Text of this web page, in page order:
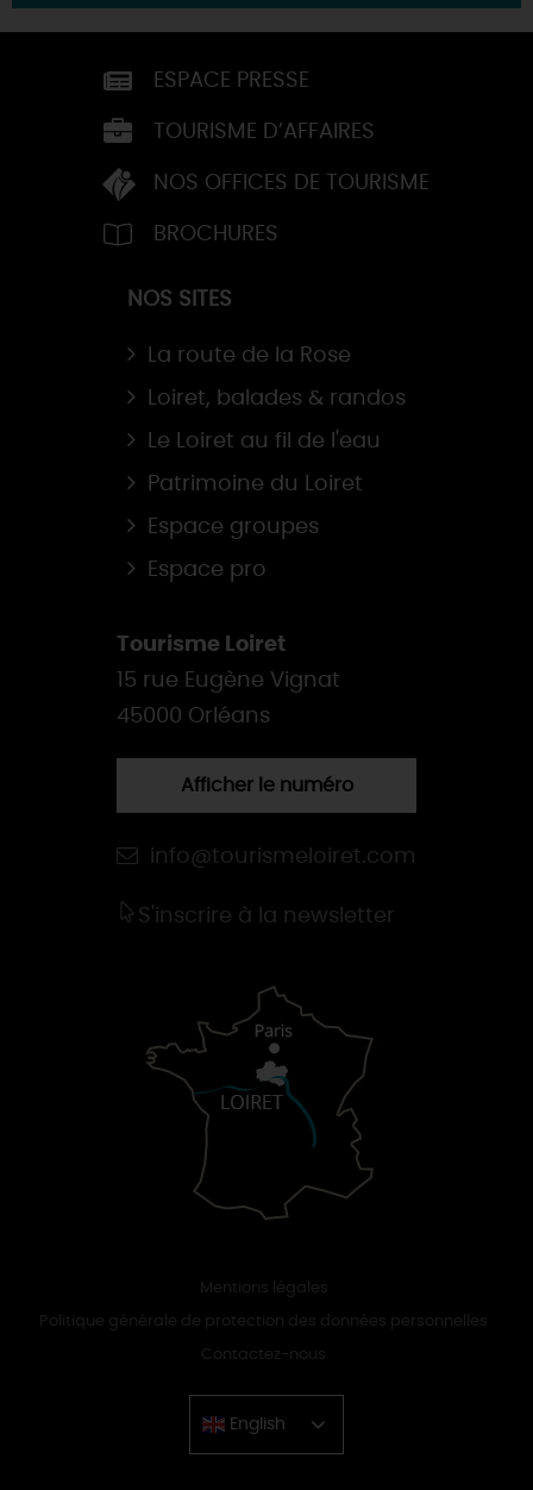
ESPACE PRESSE
TOURISME D’AFFAIRES
NOS OFFICES DE TOURISME
BROCHURES
NOS SITES
La route de la Rose
Loiret, balades & randos
Le Loiret au fil de l'eau
Patrimoine du Loiret
Espace groupes
Espace pro
Tourisme Loiret
15 rue Eugène Vignat
45000 Orléans
Afficher le numéro
info@tourismeloiret.com
S'inscrire à la newsletter
Mentions légales
Politique générale de protection des données personnelles
Contactez-nous
English
Chinese